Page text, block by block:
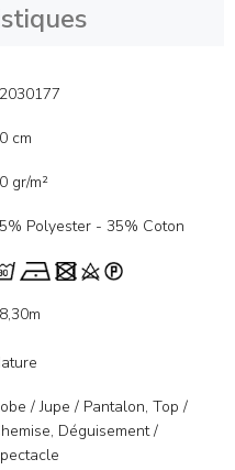
cm
gr/m²
Polyester - 35% Coton
/ Jupe / Pantalon, Top /
Déguisement /